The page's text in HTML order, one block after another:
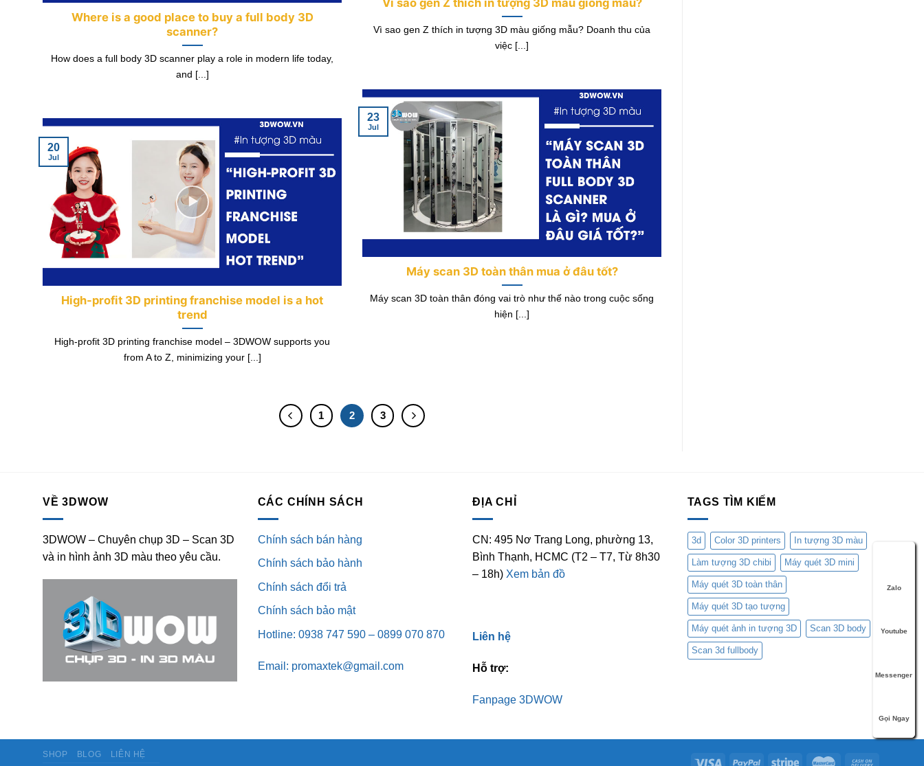
Vì sao gen Z thích in tượng 3D màu giống mẫu?
Vì sao gen Z thích in tượng 3D màu giống mẫu? Doanh thu của
việc [...]
Where is a good place to buy a full body 3D
scanner?
How does a full body 3D scanner play a role in modern life today,
and [...]
Máy scan 3D toàn thân mua ở đâu tốt?
Máy scan 3D toàn thân đóng vai trò như thế nào trong cuộc sống
hiện [...]
23
Jul
High-profit 3D printing franchise model is a hot
trend
High-profit 3D printing franchise model – 3DWOW supports you
from A to Z, minimizing your [...]
20
Jul
1 2 3
VỀ 3DWOW
3DWOW – Chuyên chụp 3D – Scan 3D
và in hình ảnh 3D màu theo yêu cầu.
CÁC CHÍNH SÁCH
Chính sách bán hàng
Chính sách bảo hành
Chính sách đổi trả
Chính sách bảo mật
Hotline: 0938 747 590 – 0899 070 870
Email: promaxtek@gmail.com
ĐỊA CHỈ
CN: 495 Nơ Trang Long, phường 13,
Bình Thạnh, HCMC (T2 – T7, Từ 8h30
– 18h) Xem bản đồ
Liên hệ
Hỗ trợ:
Fanpage 3DWOW
TAGS TÌM KIẾM
3d Color 3D printers In tượng 3D màu
Làm tượng 3D chibi Máy quét 3D mini
Máy quét 3D toàn thân
Máy quét 3D tạo tượng
Máy quét ảnh in tượng 3D Scan 3D body
Scan 3d fullbody
SHOP BLOG LIÊN HỆ
Zalo
Youtube
Messenger
Gọi Ngay